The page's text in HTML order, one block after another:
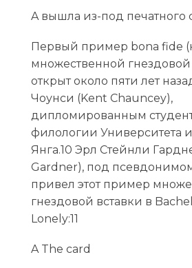
A вышла из-под печатного
Первый пример bona fide
множественной гнездовой
открыт около пяти лет
Чоунси (Kent Chauncey),
дипломированным
филологии Университета
Янга.10 Эрл Стейнли
Gardner), под псевдонимом
привел этот пример
гнездовой вставки в
Lonely:11
A The card